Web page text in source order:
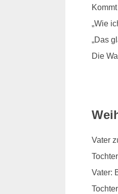
„Wie
„Das
Die
Vater
Vater: